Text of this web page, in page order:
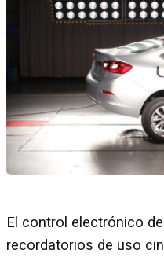
El control electrónico
recordatorios de uso